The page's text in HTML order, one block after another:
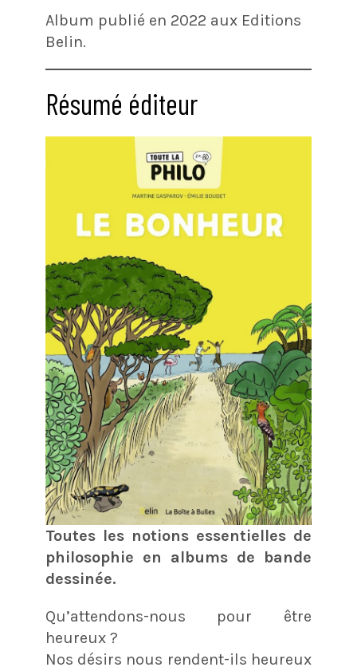
Album publié en 2022 aux Editions
Belin.
Résumé éditeur
Toutes les notions essentielles de
philosophie en albums de bande
dessinée.
Qu’attendons-nous pour être
heureux ?
Nos désirs nous rendent-ils heureux